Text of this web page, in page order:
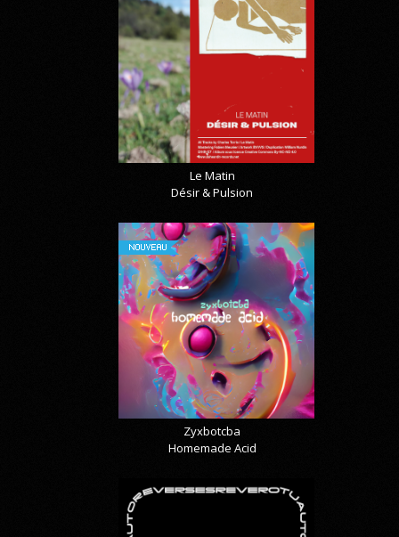
Le Matin
Désir & Pulsion
NOUVEAU
Zyxbotcba
Homemade Acid